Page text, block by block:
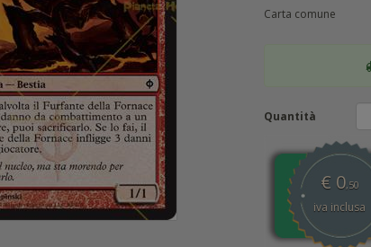
Carta comune
Quantità
€ 0,50
iva inclusa